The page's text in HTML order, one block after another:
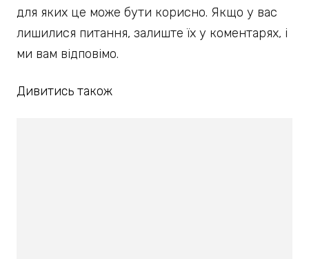
для яких це може бути корисно. Якщо у вас
лишилися питання, залиште їх у коментарях, і
ми вам відповімо.
Дивитись також